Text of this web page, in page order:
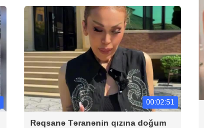
00:02:51
Rəqsanə Təranənin qızına doğum